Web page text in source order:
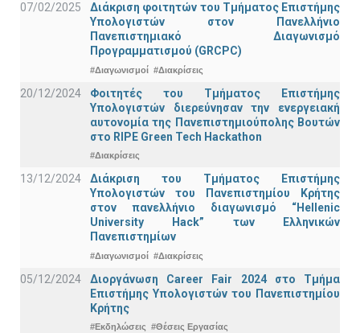
07/02/2025
Διάκριση φοιτητών του Τμήματος Επιστήμης
Υπολογιστών στον Πανελλήνιο
Πανεπιστημιακό Διαγωνισμό
Προγραμματισμού (GRCPC)
#Διαγωνισμοί #Διακρίσεις
20/12/2024
Φοιτητές του Τμήματος Επιστήμης
Υπολογιστών διερεύνησαν την ενεργειακή
αυτονομία της Πανεπιστημιούπολης Βουτών
στο RIPE Green Tech Hackathon
#Διακρίσεις
13/12/2024
Διάκριση του Τμήματος Επιστήμης
Υπολογιστών του Πανεπιστημίου Κρήτης
στον πανελλήνιο διαγωνισμό “Hellenic
University Hack” των Ελληνικών
Πανεπιστημίων
#Διαγωνισμοί #Διακρίσεις
05/12/2024
Διοργάνωση Career Fair 2024 στο Τμήμα
Επιστήμης Υπολογιστών του Πανεπιστημίου
Κρήτης
#Εκδηλώσεις #Θέσεις Εργασίας